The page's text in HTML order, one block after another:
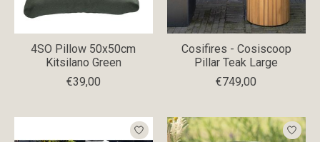
4SO Pillow 50x50cm
Kitsilano Green
€39,00
Cosifires - Cosiscoop
Pillar Teak Large
€749,00